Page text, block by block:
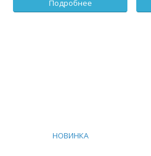
Подробнее
НОВИНКА